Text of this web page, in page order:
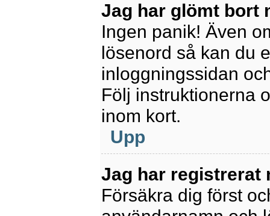
Jag har glömt bort
Ingen panik! Även
lösenord så kan du
inloggningssidan
Följ instruktionerna
inom kort.
Upp
Jag har registrerat
Försäkra dig först